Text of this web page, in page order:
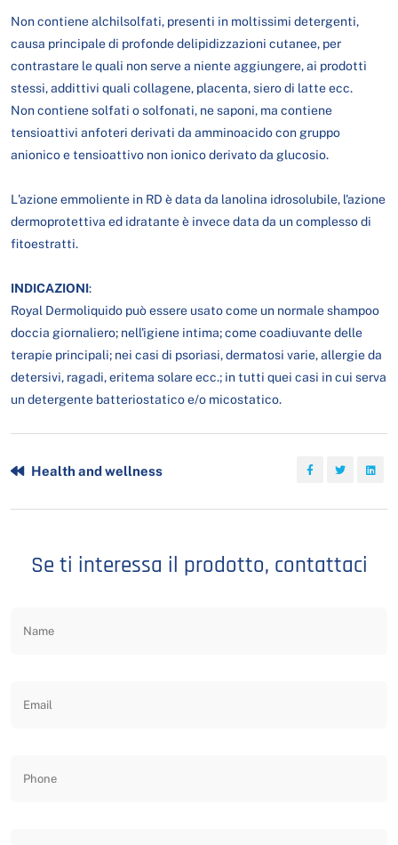
Non contiene alchilsolfati, presenti in moltissimi detergenti,
causa principale di profonde delipidizzazioni cutanee, per
contrastare le quali non serve a niente aggiungere, ai prodotti
stessi, addittivi quali collagene, placenta, siero di latte ecc.
Non contiene solfati o solfonati, ne saponi, ma contiene
tensioattivi anfoteri derivati da amminoacido con gruppo
anionico e tensioattivo non ionico derivato da glucosio.
L'azione emmoliente in RD è data da lanolina idrosolubile, l'azione
dermoprotettiva ed idratante è invece data da un complesso di
fitoestratti.
INDICAZIONI:
Royal Dermoliquido può essere usato come un normale shampoo
doccia giornaliero; nell'igiene intima; come coadiuvante delle
terapie principali; nei casi di psoriasi, dermatosi varie, allergie da
detersivi, ragadi, eritema solare ecc.; in tutti quei casi in cui serva
un detergente batteriostatico e/o micostatico.
Health and wellness
Se ti interessa il prodotto, contattaci